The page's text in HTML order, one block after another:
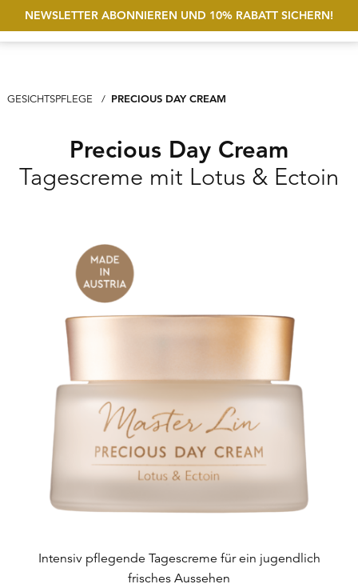
NEWSLETTER ABONNIEREN UND 10% RABATT SICHERN!
Suche
Account
Wunschliste
GESICHTSPFLEGE AKTUELL: PRECIOUS DAY CREAM
PRECIOUS DAY CREAM
Precious Day Cream
Tagescreme mit Lotus & Ectoin
Intensiv pflegende Tagescreme für ein jugendlich
frisches Aussehen